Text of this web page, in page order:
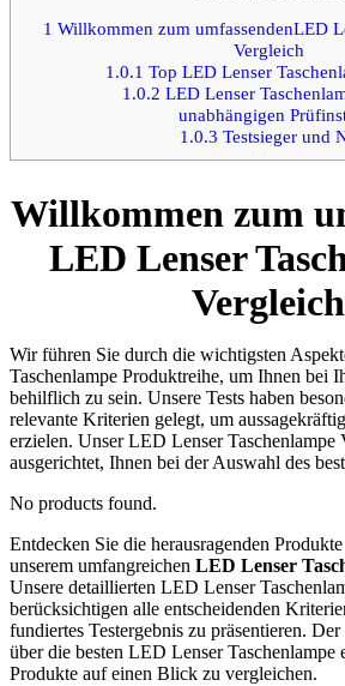
1 Willkommen zum umfassendenLED
Vergleich
1.0.1 Top LED Lenser
1.0.2 LED Lenser
unabhängigen
1.0.3 Testsieger und
Willkommen zum
LED Lenser
Vergleich
Wir führen Sie durch die wichtigsten
Taschenlampe Produktreihe, um Ihnen bei
behilflich zu sein. Unsere Tests haben
relevante Kriterien gelegt, um
erzielen. Unser LED Lenser Taschenlampe
ausgerichtet, Ihnen bei der Auswahl des
No products found.
Entdecken Sie die herausragenden
unserem umfangreichen LED Lenser
Unsere detaillierten LED Lenser
berücksichtigen alle entscheidenden
fundiertes Testergebnis zu präsentieren.
über die besten LED Lenser Taschenlampe
Produkte auf einen Blick zu vergleichen.